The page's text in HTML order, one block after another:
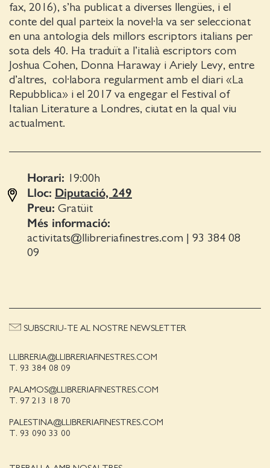
fax, 2016), s’ha publicat a diverses llengües, i el
conte del qual parteix la novel·la va ser seleccionat
en una antologia dels millors escriptors italians per
sota dels 40. Ha traduït a l’italià escriptors com
Joshua Cohen, Donna Haraway i Ariely Levy, entre
d’altres, col·labora regularment amb el diari «La
Repubblica» i el 2017 va engegar el Festival of
Italian Literature a Londres, ciutat en la qual viu
actualment.
Horari: 19:00 h
Lloc: Diputació, 249
Preu: Gratüit
Més informació:
activitats@llibreriafinestres.com
93 384 08
09
LLIBRERIA@LLIBRERIAFINESTRES.COM
T. 93 384 08 09
PALAMOS@LLIBRERIAFINESTRES.COM
T. 97 213 18 70
PALESTINA@LLIBRERIAFINESTRES.COM
T. 93 090 33 00
SUBSCRIU-TE AL NOSTRE NEWSLETTER